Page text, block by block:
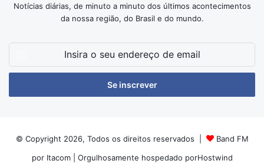
Notícias diárias, de minuto a minuto dos últimos acontecimentos
da nossa região, do Brasil e do mundo.
seu
de
© Copyright 2026, Todos os direitos reservados |
Band FM
por Itacom| Orgulhosamente hospedado porHostwind